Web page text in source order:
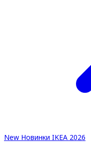
New Новинки IKEA 2026